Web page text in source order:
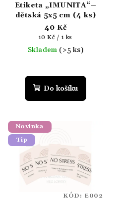
Etiketa „IMUNITA“–
dětská 5x5 cm (4 ks)
40 Kč
Měrná
cena:
10 Kč / 1 ks
Skladem (>5 ks)
Do košíku
Novinka
Tip
KÓD: E002